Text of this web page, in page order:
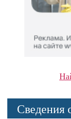
Сведения